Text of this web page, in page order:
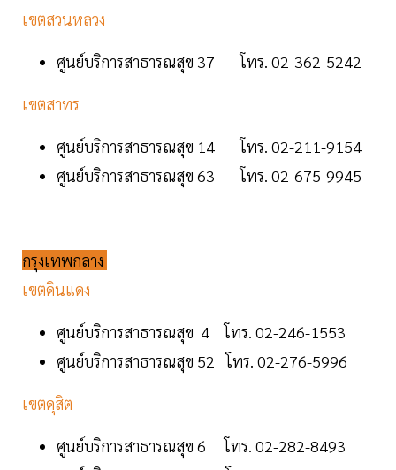
เขตสวนหลวง
ศูนย์บริการสาธารณสุข 37 โทร. 02-362-5242
เขตสาทร
ศูนย์บริการสาธารณสุข 14 โทร. 02-211-9154
ศูนย์บริการสาธารณสุข 63 โทร. 02-675-9945
กรุงเทพกลาง
เขตดินแดง
ศูนย์บริการสาธารณสุข 4 โทร. 02-246-1553
ศูนย์บริการสาธารณสุข 52 โทร. 02-276-5996
เขตดุสิต
ศูนย์บริการสาธารณสุข 6 โทร. 02-282-8493